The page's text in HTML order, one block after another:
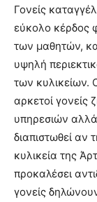
Γονείς
εύκολο κέρδος
των μαθητών,
υψηλή
των κυλικείων.
αρκετοί γονείς
υπηρεσιών
διαπιστωθεί αν
κυλικεία της
προκαλέσει
γονείς